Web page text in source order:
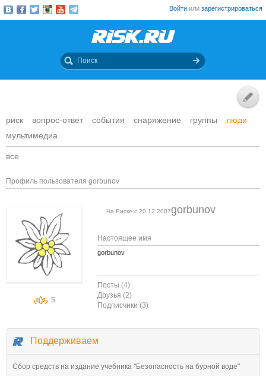
Войти или зарегистрироваться
риск вопрос-ответ события снаряжение группы
люди
мультимедиа
все
Профиль пользователя gorbunov
5
gorbunov
На Риске с 20.12.2007
Настоящее имя
gorbunov
Посты (4)
Друзья (2)
Подписчики (3)
Поддерживаем
Сбор средств на издание учебника "Безопасность на бурной воде"